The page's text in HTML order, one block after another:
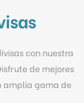
con nuestra
de mejores
amplia gama de